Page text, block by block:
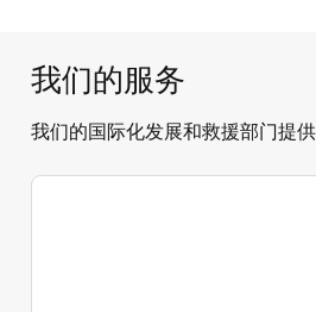
我们的服务
我们的国际化发展和救援部门提